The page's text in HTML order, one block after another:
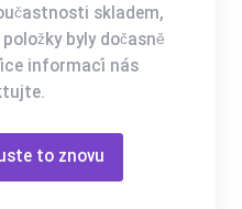
skladem,
byly dočasně
informací nás
to znovu